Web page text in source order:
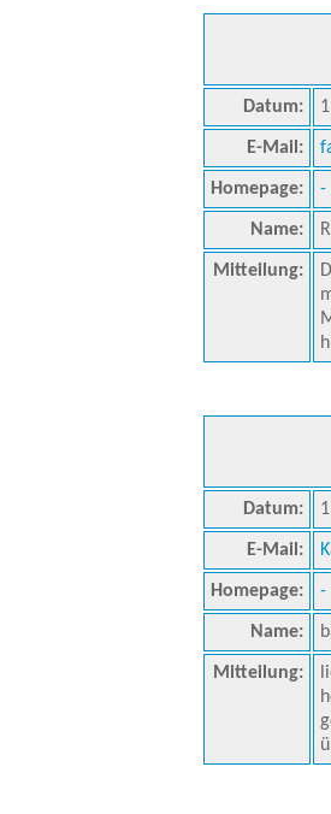
Datum:
E-Mail:
Homepage: -
Name:
Mitteilung:
Datum:
E-Mail:
Homepage: -
Name:
Mitteilung: